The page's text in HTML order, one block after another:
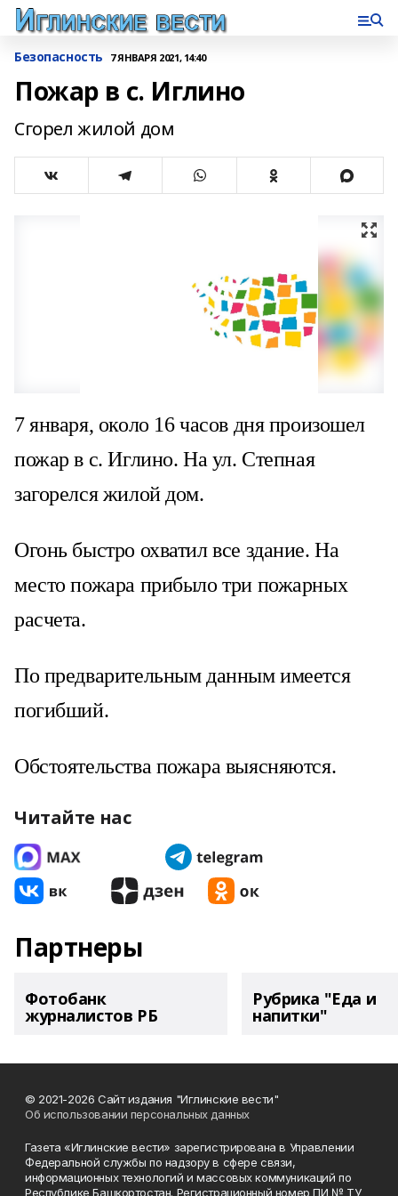
Безопасность 7 ЯНВАРЯ 2021, 14:40
Пожар в с. Иглино
Сгорел жилой дом
7 января, около 16 часов дня произошел
пожар в с. Иглино. На ул. Степная
загорелся жилой дом.
Огонь быстро охватил все здание. На
место пожара прибыло три пожарных
расчета.
По предварительным данным имеется
погибший.
Обстоятельства пожара выясняются.
Читайте нас
Партнеры
Фотобанк
журналистов РБ
Рубрика "Еда и
напитки"
© 2021-2026 Сайт издания "Иглинские вести"
Об использовании персональных данных
Газета «Иглинские вести» зарегистрирована в Управлении
Федеральной службы по надзору в сфере связи,
информационных технологий и массовых коммуникаций по
Республике Башкортостан. Регистрационный номер ПИ № ТУ